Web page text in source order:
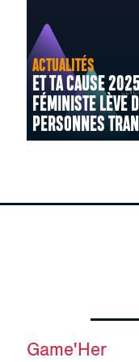
ACTUALITÉS
ET TA CAUSE
FÉMINISTE LÈVE
PERSONNES
Game'Her